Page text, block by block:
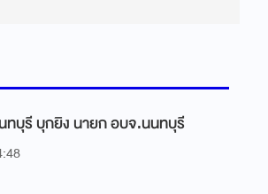
บุรี บุกยิง นายก อบจ.นนทบุรี